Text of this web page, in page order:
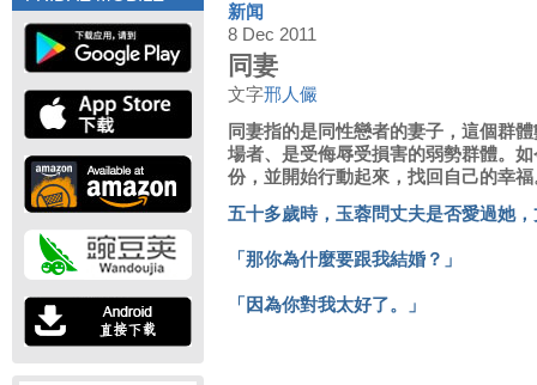
新闻
8 Dec 2011
同妻
文字邢人儼
同妻指的是同性戀者的妻子，這個群
場者、是受侮辱受損害的弱勢群體。
份，並開始行動起來，找回自己的幸福
五十多歲時，玉蓉問丈夫是否愛過她
「那你為什麼要跟我結婚？」
「因為你對我太好了。」